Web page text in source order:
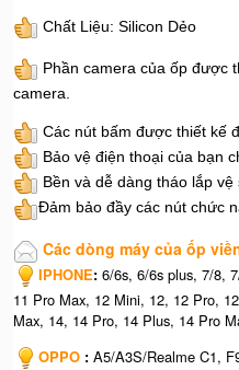
Chất Liệu: Silicon Dẻo
Phần camera của ốp được
camera.
Các nút bấm được thiết kế
Bảo vệ điện thoại của bạn
Bền và dễ dàng tháo lắp vệ
Đảm bảo đầy các nút chức
Các dòng máy của ốp
IPHONE:6/6s, 6/6s plus, 7/8,
11 Pro Max, 12 Mini, 12, 12 Pro,
Max, 14, 14 Pro, 14 Plus, 14 Pro
OPPO:A5/A3S/Realme C1,